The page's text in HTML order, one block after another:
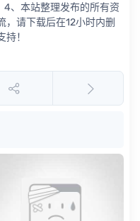
4、本站整理发布的所有资
，请下载后在12小时内删
！